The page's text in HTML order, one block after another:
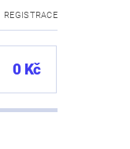
REGISTRACE
0 Kč